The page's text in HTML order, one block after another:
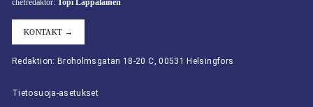
chefredaktör: Topi Lappalainen
KONTAKT →
Redaktion: Broholmsgatan 18-20 C, 00531 Helsingfors
Tietosuoja-asetukset